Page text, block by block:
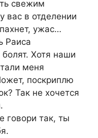
свежим
вас в отделении
ужас…
Раиса
Хотя наши
меня
поскриплю
Так не хочется
говори так, ты